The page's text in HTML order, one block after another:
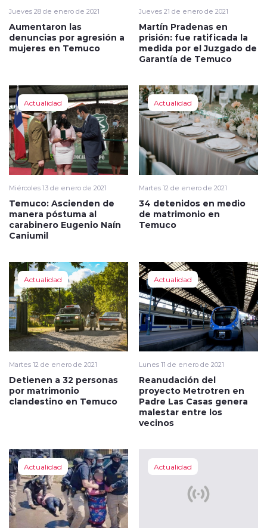
Jueves 28 de enero de 2021
Aumentaron las
denuncias por agresión a
mujeres en Temuco
Jueves 21 de enero de 2021
Martín Pradenas en
prisión: fue ratificada la
medida por el Juzgado de
Garantía de Temuco
Actualidad
Miércoles 13 de enero de 2021
Temuco: Ascienden de
manera póstuma al
carabinero Eugenio Naín
Caniumil
Actualidad
Martes 12 de enero de 2021
34 detenidos en medio
de matrimonio en
Temuco
Actualidad
Martes 12 de enero de 2021
Detienen a 32 personas
por matrimonio
clandestino en Temuco
Actualidad
Lunes 11 de enero de 2021
Reanudación del
proyecto Metrotren en
Padre Las Casas genera
malestar entre los
vecinos
Actualidad Actualidad